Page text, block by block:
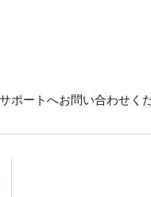
ポートへお問い合わせく